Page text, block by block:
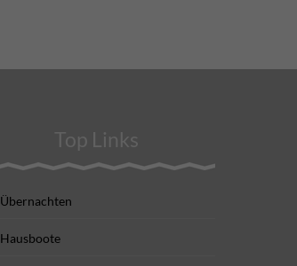
Top Links
Übernachten
Hausboote